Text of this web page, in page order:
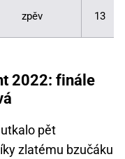
zpěv 13
2022: finále
pět
zlatému bzučáku